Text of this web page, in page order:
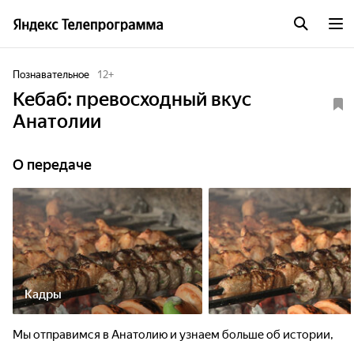
Познавательное 12+
Кебаб: превосходный вкус
Анатолии
О передаче
Кадры
Мы отправимся в Анатолию и узнаем больше об истории,